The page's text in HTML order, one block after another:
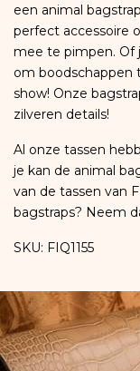
een animal
perfect accessoire
mee te pimpen. Of
om boodschappen
show! Onze
zilveren details!
Al onze tassen
je kan de animal
van de tassen van
bagstraps? Neem
SKU: FIQ1155